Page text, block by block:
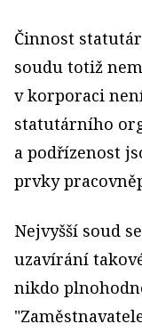
Činnost
soudu totiž
v korporaci
statutárního
a podřízenost
prvky
Nejvyšší soud
uzavírání
nikdo